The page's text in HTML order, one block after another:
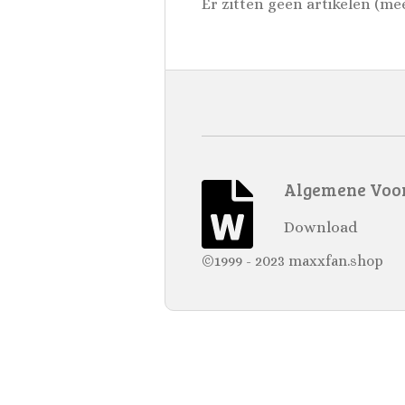
Er zitten geen artikelen
Algemene
Download
©1999 - 2023 maxxfan.shop